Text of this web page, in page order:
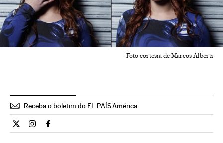
Foto cortesia de Marcos Alberti
Receba o boletim do EL PAÍS América
Estilo El País Brasil en Twitter
Estilo El País Brasil en Instagram
Estilo El País Brasil en Facebook